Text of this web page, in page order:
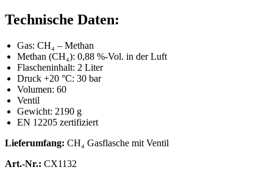
Technische Daten:
Gas: CH₄ – Methan
Methan (CH₄): 0,88 %-Vol. in der Luft
Flascheninhalt: 2 Liter
Druck +20 °C: 30 bar
Volumen: 60
Ventil
Gewicht: 2190 g
EN 12205 zertifiziert
Lieferumfang: CH₄ Gasflasche mit Ventil
Art.-Nr.: CX1132